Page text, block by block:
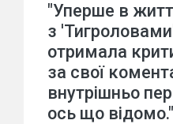
"Уперше в
з
отримала
за свої
внутрішньо
ось що відомо."